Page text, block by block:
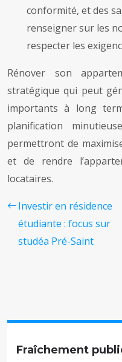
conformité, et des
renseigner sur les
respecter les
Rénover son
stratégique qui peut
importants à long
planification
permettront de
et de rendre
locataires.
Investir en résidence
étudiante : focus sur
studéa Pré-Saint
Fraîchement